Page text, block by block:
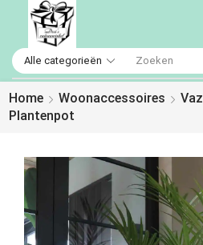
Home Woonaccessoires
Plantenpot